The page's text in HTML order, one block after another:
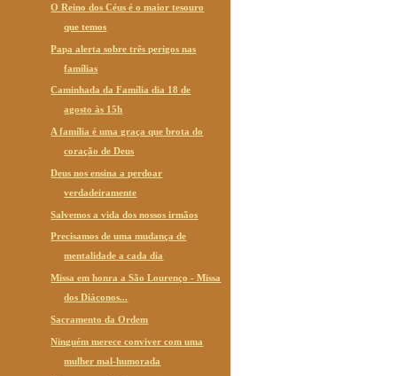
O Reino dos Céus é o maior tesouro
que temos
Papa alerta sobre três perigos nas
famílias
Caminhada da Família dia 18 de
agosto às 15h
A família é uma graça que brota do
coração de Deus
Deus nos ensina a perdoar
verdadeiramente
Salvemos a vida dos nossos irmãos
Precisamos de uma mudança de
mentalidade a cada dia
Missa em honra a São Lourenço - Missa
dos Diáconos...
Sacramento da Ordem
Ninguém merece conviver com uma
mulher mal-humorada